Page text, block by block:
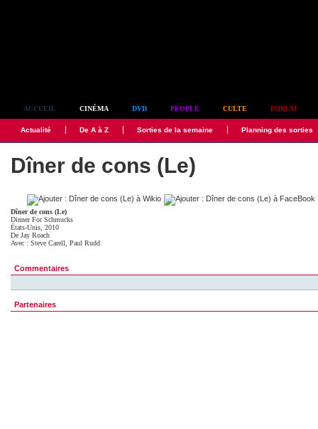
ACCUEIL CINÉMA DVD PEOPLE CULTE FORUM
Actualité De A à Z Sorties de la semaine Planning des sorties
Dîner de cons (Le)
Dîner de cons (Le)
Dinner For Schmucks
États-Unis, 2010
De Jay Roach
Avec : Steve Carell Paul Rudd
Commentaires
Partenaires